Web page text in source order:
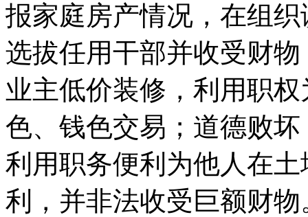
报家庭房产情况，在组
选拔任用干部并收受财
业主低价装修，利用职
色、钱色交易；道德败
利用职务便利为他人在
利，并非法收受巨额财物